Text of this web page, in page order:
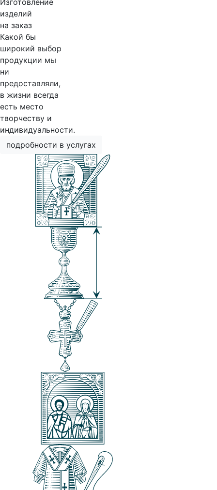
Изготовление
изделий
на заказ
Какой бы
широкий выбор
продукции мы
ни
предоставляли,
в жизни всегда
есть место
творчеству и
индивидуальности.
подробности в услугах